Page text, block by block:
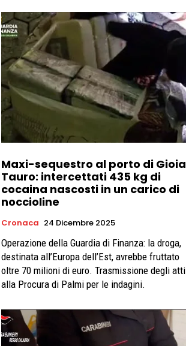
Maxi-sequestro al porto di Gioia
Tauro: intercettati 435 kg di
cocaina nascosti in un carico di
noccioline
Cronaca 24 Dicembre 2025
Operazione della Guardia di Finanza: la droga,
destinata all’Europa dell’Est, avrebbe fruttato
oltre 70 milioni di euro. Trasmissione degli atti
alla Procura di Palmi per le indagini.